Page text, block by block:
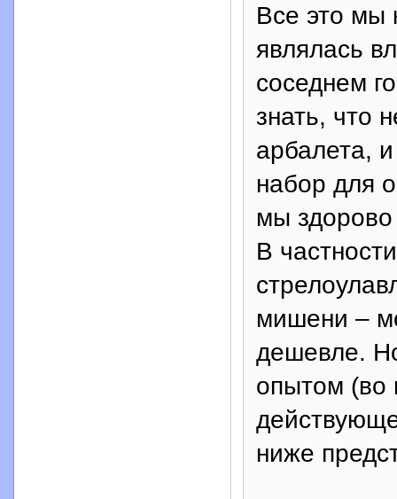
Все это мы
являлась
соседнем
знать, что
арбалета,
набор для
мы
В
мишени –
дешевле.
опытом (во
ниже